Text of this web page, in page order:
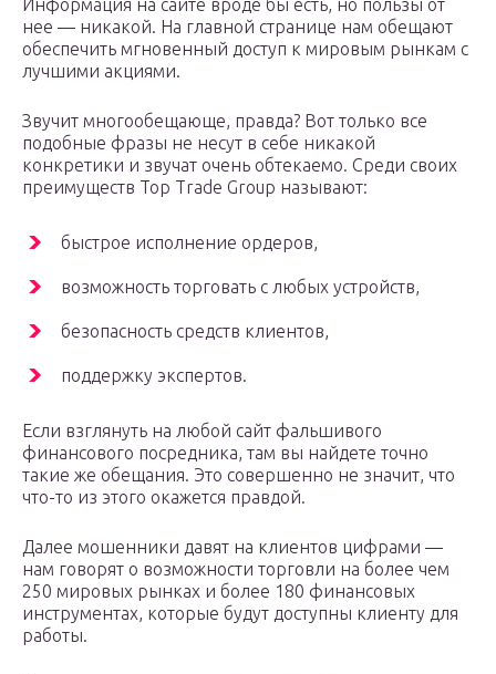
Информация на сайте вроде бы есть, но пользы от
нее — никакой. На главной странице нам обещают
обеспечить мгновенный доступ к мировым рынкам с
лучшими акциями.
Звучит многообещающе, правда? Вот только все
подобные фразы не несут в себе никакой
конкретики и звучат очень обтекаемо. Среди своих
преимуществ Top Trade Group называют:
быстрое исполнение ордеров,
возможность торговать с любых устройств,
безопасность средств клиентов,
поддержку экспертов.
Если взглянуть на любой сайт фальшивого
финансового посредника, там вы найдете точно
такие же обещания. Это совершенно не значит, что
что-то из этого окажется правдой.
Далее мошенники давят на клиентов цифрами —
нам говорят о возможности торговли на более чем
250 мировых рынках и более 180 финансовых
инструментах, которые будут доступны клиенту для
работы.